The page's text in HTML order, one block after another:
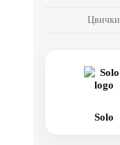
Цвички
Solo